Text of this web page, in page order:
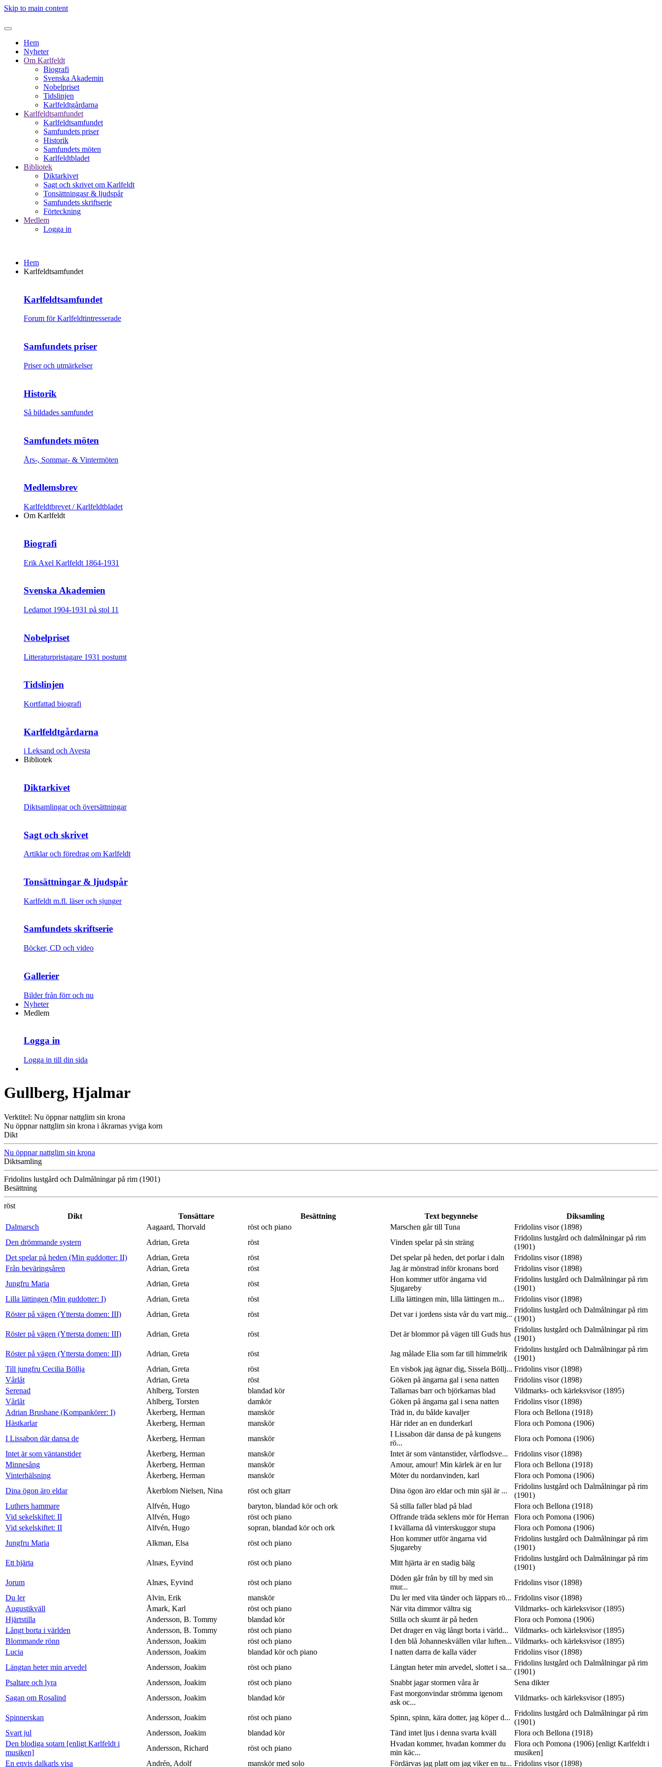
Skip to main content
Hem
Nyheter
Om Karlfeldt
Biografi
Svenska Akademin
Nobelpriset
Tidslinjen
Karlfeldtgårdarna
Karlfeldtsamfundet
Karlfeldtsamfundet
Samfundets priser
Historik
Samfundets möten
Karlfeldtbladet
Bibliotek
Diktarkivet
Sagt och skrivet om Karlfeldt
Tonsättningasr & ljudspår
Samfundets skriftserie
Förteckning
Medlem
Logga in
Hem
Karlfeldtsamfundet
Karlfeldtsamfundet
Forum för Karlfeldtintresserade
Samfundets priser
Priser och utmärkelser
Historik
Så bildades samfundet
Samfundets möten
Års-, Sommar- & Vintermöten
Medlemsbrev
Karlfeldtbrevet / Karlfeldtbladet
Om Karlfeldt
Biografi
Erik Axel Karlfeldt 1864-1931
Svenska Akademien
Ledamot 1904-1931 på stol 11
Nobelpriset
Litteraturpristagare 1931 postumt
Tidslinjen
Kortfattad biografi
Karlfeldtgårdarna
i Leksand och Avesta
Bibliotek
Diktarkivet
Diktsamlingar och översättningar
Sagt och skrivet
Artiklar och föredrag om Karlfeldt
Tonsättningar & ljudspår
Karlfeldt m.fl. läser och sjunger
Samfundets skriftserie
Böcker, CD och video
Gallerier
Bilder från förr och nu
Nyheter
Medlem
Logga in
Logga in till din sida
Gullberg, Hjalmar
Verktitel: Nu öppnar nattglim sin krona
Nu öppnar nattglim sin krona i åkrarnas yviga korn
Dikt
Nu öppnar nattglim sin krona
Diktsamling
Fridolins lustgård och Dalmålningar på rim (1901)
Besättning
röst
Dikt
Tonsättare Besättning Text begynnelse
Diksamling
Dalmarsch
Aagaard, Thorvald röst och piano Marschen går till Tuna
Fridolins visor (1898)
Den drömmande systern
Adrian, Greta röst Vinden spelar på sin sträng
Fridolins lustgård och dalmålningar på rim
(1901)
Det spelar på heden (Min guddotter: II)
Adrian, Greta röst Det spelar på heden, det porlar i daln
Fridolins visor (1898)
Från beväringsåren
Adrian, Greta röst Jag är mönstrad inför kronans bord
Fridolins visor (1898)
Jungfru Maria
Adrian, Greta röst
Hon kommer utför ängarna vid
Sjugareby
Fridolins lustgård och Dalmålningar på rim
(1901)
Lilla lättingen (Min guddotter: I)
Adrian, Greta röst Lilla lättingen min, lilla lättingen m...
Fridolins visor (1898)
Röster på vägen (Yttersta domen: III)
Adrian, Greta röst Det var i jordens sista vår du vart mig...
Fridolins lustgård och Dalmålningar på rim
(1901)
Röster på vägen (Yttersta domen: III)
Adrian, Greta röst Det är blommor på vägen till Guds hus
Fridolins lustgård och Dalmålningar på rim
(1901)
Röster på vägen (Yttersta domen: III)
Adrian, Greta röst Jag målade Elia som far till himmelrik
Fridolins lustgård och Dalmålningar på rim
(1901)
Till jungfru Cecilia Böllja
Adrian, Greta röst En visbok jag ägnar dig, Sissela Böllj... Fridolins visor (1898)
Vårlåt
Adrian, Greta röst Göken på ängarna gal i sena natten
Fridolins visor (1898)
Serenad
Ahlberg, Torsten blandad kör Tallarnas barr och björkarnas blad
Vildmarks- och kärleksvisor (1895)
Vårlåt
Ahlberg, Torsten damkör Göken på ängarna gal i sena natten
Fridolins visor (1898)
Adrian Brushane (Kompankörer: I)
Åkerberg, Herman manskör Träd in, du bålde kavaljer
Flora och Bellona (1918)
Hästkarlar
Åkerberg, Herman manskör Här rider an en dunderkarl
Flora och Pomona (1906)
I Lissabon där dansa de
Åkerberg, Herman manskör
I Lissabon där dansa de på kungens
rö...
Flora och Pomona (1906)
Intet är som väntanstider
Åkerberg, Herman manskör Intet är som väntanstider, vårflodsve...
Fridolins visor (1898)
Minnesång
Åkerberg, Herman manskör Amour, amour! Min kärlek är en lur
Flora och Bellona (1918)
Vinterhälsning
Åkerberg, Herman manskör Möter du nordanvinden, karl
Flora och Pomona (1906)
Dina ögon äro eldar
Åkerblom Nielsen, Nina röst och gitarr Dina ögon äro eldar och min själ är ...
Fridolins lustgård och Dalmålningar på rim
(1901)
Luthers hammare
Alfvén, Hugo baryton, blandad kör och ork Så stilla faller blad på blad
Flora och Bellona (1918)
Vid sekelskiftet: II
Alfvén, Hugo röst och piano Offrande träda seklens mör för Herran
Flora och Pomona (1906)
Vid sekelskiftet: II
Alfvén, Hugo sopran, blandad kör och ork I kvällarna då vinterskuggor stupa
Flora och Pomona (1906)
Jungfru Maria
Alkman, Elsa röst och piano
Hon kommer utför ängarna vid
Sjugareby
Fridolins lustgård och Dalmålningar på rim
(1901)
Ett hjärta
Alnæs, Eyvind röst och piano Mitt hjärta är en stadig bälg
Fridolins lustgård och Dalmålningar på rim
(1901)
Jorum
Alnæs, Eyvind röst och piano
Döden går från by till by med sin
mur...
Fridolins visor (1898)
Du ler
Alvin, Erik manskör Du ler med vita tänder och läppars rö... Fridolins visor (1898)
Augustikväll
Åmark, Karl röst och piano När vita dimmor vältra sig
Vildmarks- och kärleksvisor (1895)
Hjärtstilla
Andersson, B. Tommy blandad kör Stilla och skumt är på heden
Flora och Pomona (1906)
Långt borta i världen
Andersson, B. Tommy röst och piano Det drager en väg långt borta i värld...
Vildmarks- och kärleksvisor (1895)
Blommande rönn
Andersson, Joakim röst och piano I den blå Johanneskvällen vilar luften... Vildmarks- och kärleksvisor (1895)
Lucia
Andersson, Joakim blandad kör och piano I natten darra de kalla väder
Fridolins visor (1898)
Längtan heter min arvedel
Andersson, Joakim röst och piano Längtan heter min arvedel, slottet i sa...
Fridolins lustgård och Dalmålningar på rim
(1901)
Psaltare och lyra
Andersson, Joakim röst och piano Snabbt jagar stormen våra år
Sena dikter
Sagan om Rosalind
Andersson, Joakim blandad kör
Fast morgonvindar strömma igenom
ask oc...
Vildmarks- och kärleksvisor (1895)
Spinnerskan Andersson, Joakim röst och piano Spinn, spinn, kära dotter, jag köper d...
Fridolins lustgård och Dalmålningar på rim
(1901)
Svart jul
Andersson, Joakim blandad kör Tänd intet ljus i denna svarta kväll
Flora och Bellona (1918)
Den blodiga sotarn [enligt Karlfeldt i
musiken]
Andersson, Richard röst och piano
Hvadan kommer, hvadan kommer du
min käc...
Flora och Pomona (1906) [enligt Karlfeldt i
musiken]
En envis dalkarls visa
Andrén, Adolf manskör med solo Fördärvas jag platt om jag viker en tu... Fridolins visor (1898)